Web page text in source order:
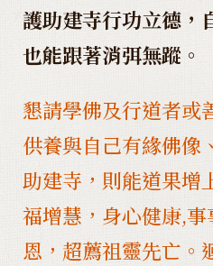
護助建寺行功立德，
也能跟著消弭無蹤。
懇請學佛及行道者或
供養與自己有緣佛像
助建寺，則能道果增
福增慧，身心健康,
恩，超薦祖靈先亡。